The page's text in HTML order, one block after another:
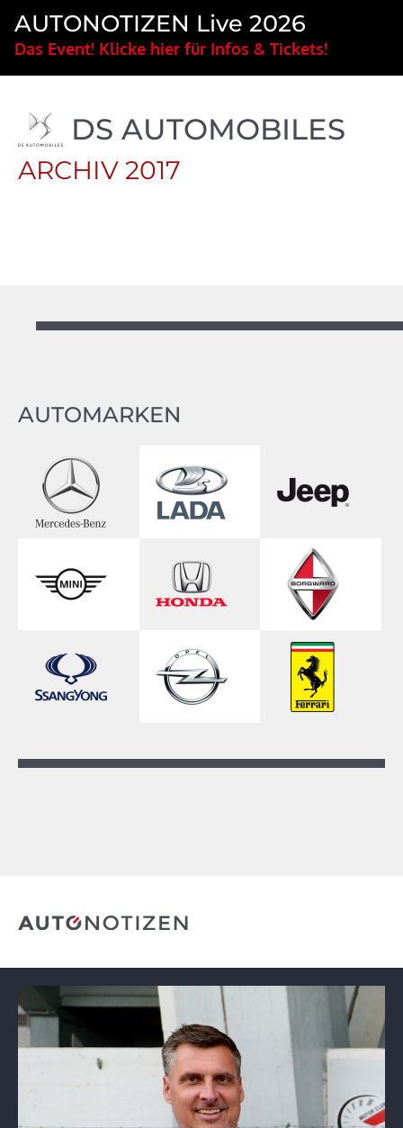
AUTONOTIZEN Live 2026
Das Event! Klicke hier für Infos & Tickets!
DS AUTOMOBILES
ARCHIV 2017
AUTOMARKEN